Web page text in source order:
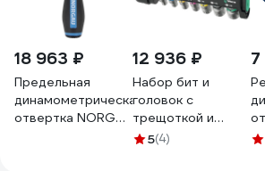
18 963 ₽
Предельная
динамометрическая
отвертка NORGAU
12 936 ₽
Набор бит и
головок с
трещоткой и
отвёрткой-
5(4)